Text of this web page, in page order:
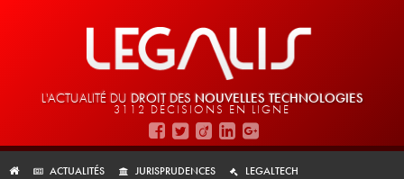
L'ACTUALITÉ DU DROIT DES NOUVELLES TECHNOLOGIES
3112 DÉCISIONS EN LIGNE
ACTUALITÉS JURISPRUDENCES
LEGALTECH